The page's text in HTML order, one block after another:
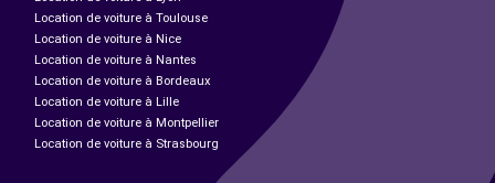
Location de voiture à Toulouse
Location de voiture à Nice
Location de voiture à Nantes
Location de voiture à Bordeaux
Location de voiture à Lille
Location de voiture à Montpellier
Location de voiture à Strasbourg